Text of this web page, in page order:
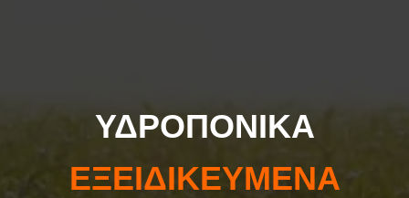
ΠΡΟΪΟΝΤΑ
ΥΔΡΟΠΟΝΙΚΑ
ΕΞΕΙΔΙΚΕΥΜΕΝΑ